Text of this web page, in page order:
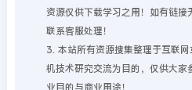
资源仅供下载学习之用！如有链接
联系客服处理！
3. 本站所有资源搜集整理于互联
机技术研究交流为目的，仅供大家
业目的与商业用途！